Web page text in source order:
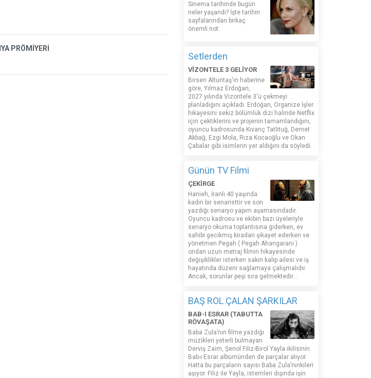
PRÖMİYERİ
Sinema tarihinde bugün
neler yaşandı? İşte tarihin
sayfalarından birkaç
önemli not:
Setlerden
VİZONTELE 3 GELİYOR
Birsen Altuntaş'ın haberine
göre, Yılmaz Erdoğan,
2027 yılında Vizontele 3'ü çekmeyi
planladığını açıkladı. Erdoğan, Organize İşler
hikayesini sekiz bölümlük dizi halinde Netflix
için çektiklerini ve projenin tamamlandığını,
oyuncu kadrosunda Kıvanç Tatlıtuğ, Demet
Akbağ, Ezgi Mola, Rıza Kocaoğlu ve Okan
Çabalar gibi isimlerin yer aldığını da söyledi.
Günün TV Filmi
ÇEKİRGE
Hanieh, İranlı 40 yaşında
kadın bir senaristtir ve son
yazdığı senaryo yapım aşamasındadır.
Oyuncu kadrosu ve ekibin bazı üyeleriyle
senaryo okuma toplantısına giderken, ev
sahibi gecikmiş kiradan şikayet ederken ve
yönetmen Pegah ( Pegah Ahangarani )
ondan uzun metraj filmin hikayesinde
değişiklikler isterken sakin kalıp ailesi ve iş
hayatında düzeni sağlamaya çalışmalıdır.
Ancak, sorunlar peşi sıra gelmektedir...
BAŞ ROL ÇALAN ŞARKILAR
BAB-I ESRAR (TABUTTA
RÖVAŞATA)
Baba Zula’nın filme yazdığı
müzikleri yeterli bulmayan
Derviş Zaim, Şenol Filiz-Birol Yayla ikilisinin
Bab-ı Esrar albümünden de parçalar alıyor.
Hatta bu parçaların sayısı Baba Zula’nınkileri
aşıyor. Filiz ile Yayla, istemleri dışında işin